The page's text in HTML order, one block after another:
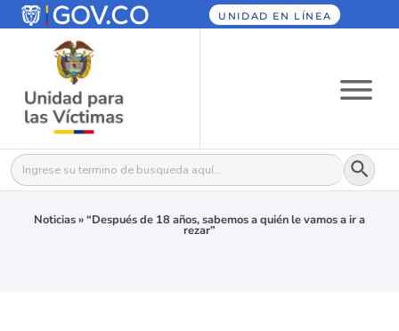
UNIDAD EN LÍNEA
Buscar: Botón
Noticias»“Después de 18 años, sabemos a quién le vamos a ir a
rezar”